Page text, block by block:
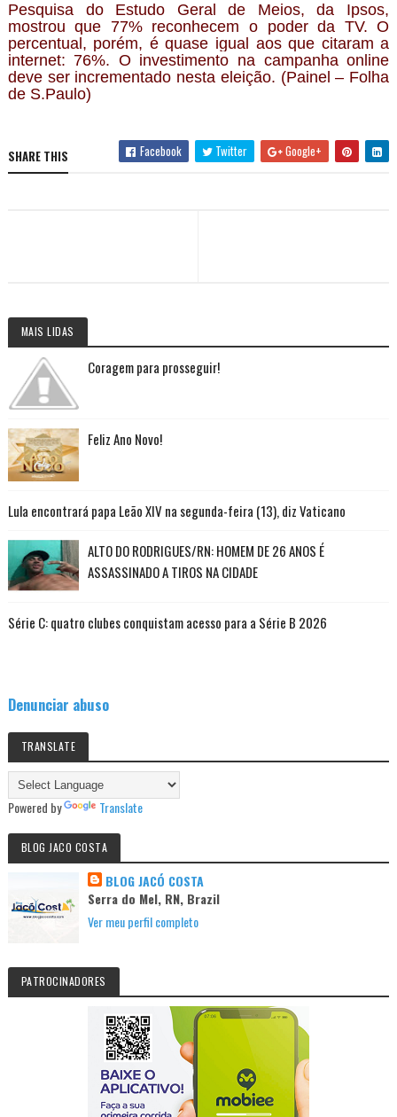
Pesquisa do Estudo Geral de Meios, da Ipsos,
mostrou que 77% reconhecem o poder da TV. O
percentual, porém, é quase igual aos que citaram a
internet: 76%. O investimento na campanha online
deve ser incrementado nesta eleição. (Painel – Folha
de S.Paulo)
SHARE THIS Facebook Twitter Google+
MAIS LIDAS
Coragem para prosseguir!
Feliz Ano Novo!
Lula encontrará papa Leão XIV na segunda-feira (13), diz Vaticano
ALTO DO RODRIGUES/RN: HOMEM DE 26 ANOS É
ASSASSINADO A TIROS NA CIDADE
Série C: quatro clubes conquistam acesso para a Série B 2026
Denunciar abuso
TRANSLATE
Powered by Translate
BLOG JACO COSTA
BLOG JACÓ COSTA
Serra do Mel, RN, Brazil
Ver meu perfil completo
PATROCINADORES